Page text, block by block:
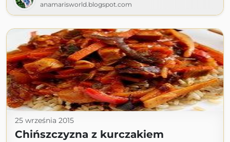
anamarisworld.blogspot.com
25 września 2015
Chińszczyzna z kurczakiem